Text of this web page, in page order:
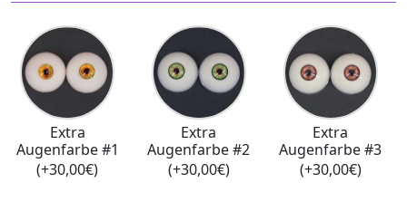
Extra
Augenfarbe #1
(+30,00€)
Extra
Augenfarbe #2
(+30,00€)
Extra
Augenfarbe #3
(+30,00€)